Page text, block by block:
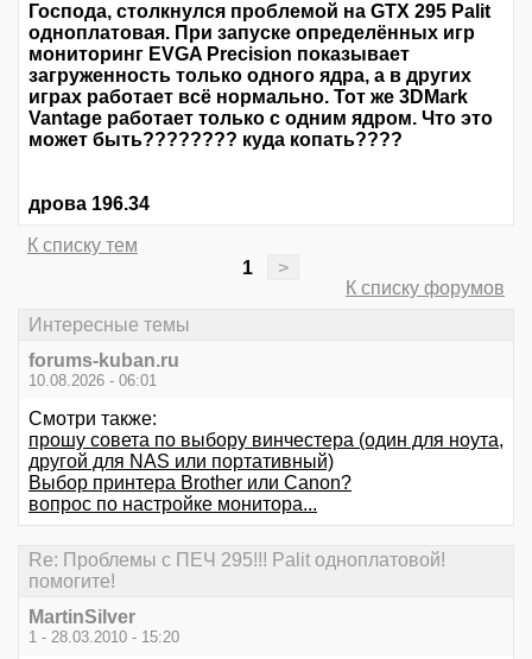
Господа, столкнулся проблемой на GTX 295 Palit
одноплатовая. При запуске определённых игр
мониторинг EVGA Precision показывает
загруженность только одного ядра, а в других
играх работает всё нормально. Тот же 3DMark
Vantage работает только с одним ядром. Что это
может быть???????? куда копать????
дрова 196.34
К списку тем
1
>
К списку форумов
Интересные темы
forums-kuban.ru
10.08.2026 - 06:01
Смотри также:
прошу совета по выбору винчестера (один для ноута,
другой для NAS или портативный)
Выбор принтера Brother или Canon?
вопрос по настройке монитора...
Re: Проблемы с ПЕЧ 295!!! Palit одноплатовой!
помогите!
MartinSilver
1 - 28.03.2010 - 15:20